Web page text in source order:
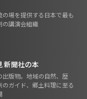
場を提供する日本で最も
の講演会組織
新聞社の本
出版物。地域の自然、歴
のガイド、郷土料理に至る